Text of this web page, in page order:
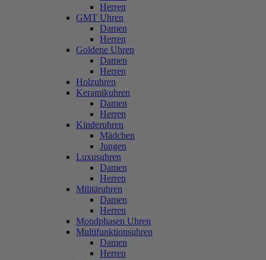
Herren
GMT Uhren
Damen
Herren
Goldene Uhren
Damen
Herren
Holzuhren
Keramikuhren
Damen
Herren
Kinderuhren
Mädchen
Jungen
Luxusuhren
Damen
Herren
Militäruhren
Damen
Herren
Mondphasen Uhren
Multifunktionsuhren
Damen
Herren